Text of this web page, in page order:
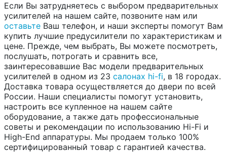
Если Вы затрудняетесь с выбором предварительных
усилителей на нашем сайте, позвоните нам или
оставьте Ваш телефон, и наши эксперты помогут Вам
купить лучшие предусилители по характеристикам и
цене. Прежде, чем выбрать, Вы можете посмотреть,
послушать, потрогать и сравнить все,
заинтересовавшие Вас модели предварительных
усилителей в одном из 23 салонах hi-fi, в 18 городах.
Доставка товара осуществляется до двери по всей
России. Наши специалисты помогут установить,
настроить все купленное на нашем сайте
оборудование, а также дать профессиональные
советы и рекомендации по использованию Hi-Fi и
High-End аппаратуры. Мы продаем только 100%
сертифицированный товар с гарантией качества.